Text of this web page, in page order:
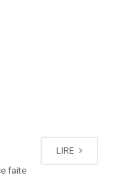
LIRE
faite